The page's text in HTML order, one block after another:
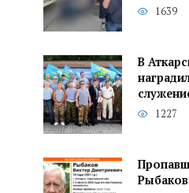
1639
В
1227